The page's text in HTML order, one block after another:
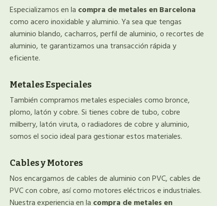
Especializamos en la compra de metales en Barcelona
como acero inoxidable y aluminio. Ya sea que tengas
aluminio blando, cacharros, perfil de aluminio, o recortes de
aluminio, te garantizamos una transacción rápida y
eficiente.
Metales Especiales
También compramos metales especiales como bronce,
plomo, latón y cobre. Si tienes cobre de tubo, cobre
milberry, latón viruta, o radiadores de cobre y aluminio,
somos el socio ideal para gestionar estos materiales.
Cables y Motores
Nos encargamos de cables de aluminio con PVC, cables de
PVC con cobre, así como motores eléctricos e industriales.
Nuestra experiencia en la compra de metales en